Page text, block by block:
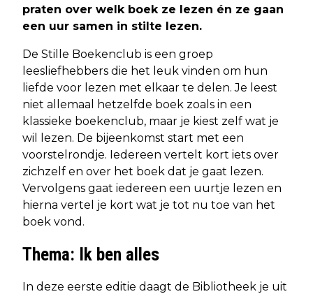
praten over welk boek ze lezen én ze gaan
een uur samen in stilte lezen.
De Stille Boekenclub is een groep
leesliefhebbers die het leuk vinden om hun
liefde voor lezen met elkaar te delen. Je leest
niet allemaal hetzelfde boek zoals in een
klassieke boekenclub, maar je kiest zelf wat je
wil lezen. De bijeenkomst start met een
voorstelrondje. Iedereen vertelt kort iets over
zichzelf en over het boek dat je gaat lezen.
Vervolgens gaat iedereen een uurtje lezen en
hierna vertel je kort wat je tot nu toe van het
boek vond.
Thema: Ik ben alles
In deze eerste editie daagt de Bibliotheek je uit